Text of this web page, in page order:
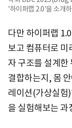
'하이퍼랩 2.0'을 소개
다만 하이퍼랩
보고 컴퓨터로 미
자 구조를 설계한
결합하는지, 몸
레이션(가상실험
을 실험해보는 과